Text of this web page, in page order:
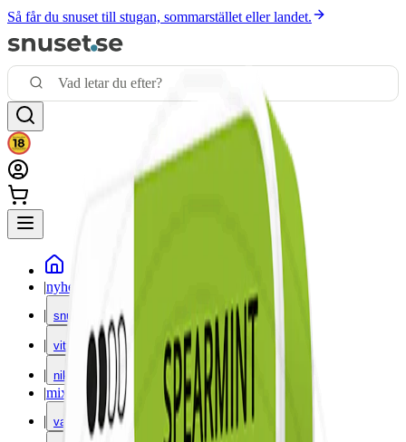
Så får du snuset till stugan, sommarstället eller landet.
|nyheter
| snus
| vitt snus
| nikotinfritt
|mixpack
| vape